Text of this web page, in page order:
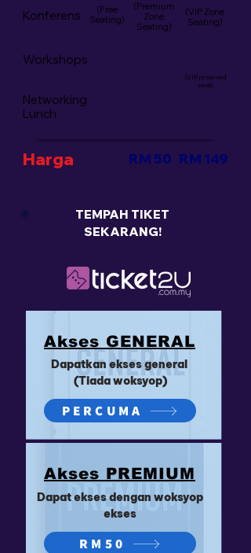
Konferens
(Free
Seating)
(Premium
Zone
Seating)
(VIP Zone
Seating)
Workshops
(VIP reserved
seat)
Networking
Lunch
Harga RM 50 RM 149
TEMPAH TIKET
SEKARANG!
Akses GENERAL
Dapatkan ekses general
(Tiada woksyop)
PERCUMA
Akses PREMIUM
Dapat ekses dengan woksyop
ekses
RM50